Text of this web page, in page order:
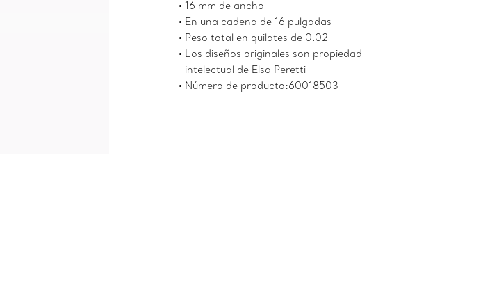
16 mm de ancho
En una cadena de 16 pulgadas
Peso total en quilates de 0.02
Los diseños originales son propiedad
intelectual de Elsa Peretti
Número de producto:60018503